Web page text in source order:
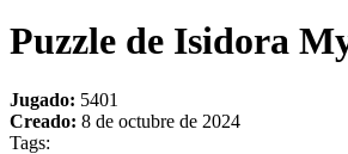
Puzzle de Isidora
Jugado: 5401
Creado: 8 de octubre de 2024
Tags: